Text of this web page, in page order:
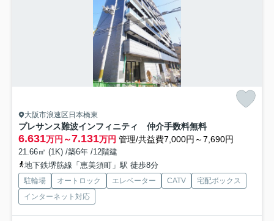
大阪市浪速区日本橋東
プレサンス難波インフィニティ 仲介手数料無料
6.631万円～7.131万円 管理/共益費7,000円～7,690円
21.66㎡ (1K) /築6年 /12階建
地下鉄堺筋線「恵美須町」駅 徒歩8分
駐輪場 オートロック エレベーター CATV
宅配ボックス
インターネット対応